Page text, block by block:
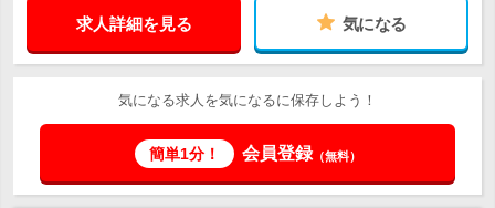
求人詳細を見る 気になる
気になる求人を気になるに保存しよう！
簡単1分！ 会員登録（無料）